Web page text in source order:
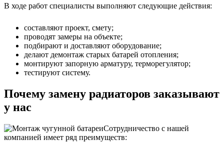
В ходе работ специалисты выполняют следующие действия:
составляют проект, смету;
проводят замеры на объекте;
подбирают и доставляют оборудование;
делают демонтаж старых батарей отопления;
монтируют запорную арматуру, терморегулятор;
тестируют систему.
Почему замену радиаторов заказывают
у нас
Сотрудничество с нашей
компанией имеет ряд преимуществ: